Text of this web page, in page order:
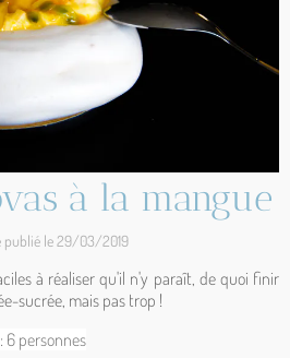
à la mangue
publié le 29/03/2019
à réaliser qu'il n'y paraît, de quoi finir
sucrée, mais pas trop !
6 personnes